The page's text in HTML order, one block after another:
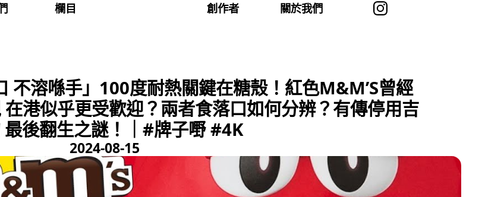
欄目 創作者 關於我們
不溶喺手」100度耐熱關鍵在糖殼！紅色M&M’S曾經
港似乎更受歡迎？兩者食落口如何分辨？有傳停用吉
最後翻生之謎！｜#牌子嘢 #4K
2024-08-15